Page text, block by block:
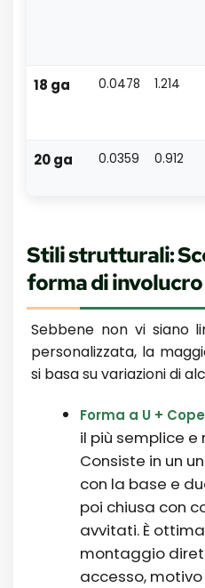
18 ga 0.0478 1.214
20 ga 0.0359 0.912
Stili strutturali:
forma di involucro
Sebbene non vi siano
personalizzata, la
si basa su variazioni di
Forma a U +
il più semplice
Consiste in un
con la base e
poi chiusa con
avvitati. È
montaggio
accesso,